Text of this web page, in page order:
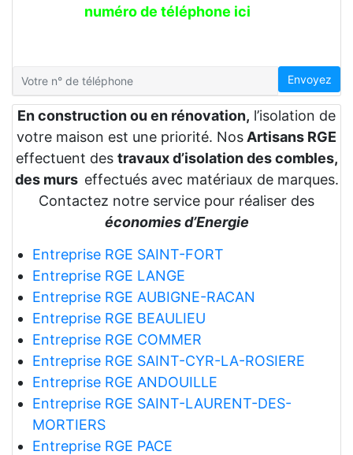
numéro de téléphone ici
Envoyez
En construction ou en rénovation, l’isolation de
votre maison est une priorité. Nos Artisans RGE
effectuent des travaux d’isolation des combles,
des murs effectués avec matériaux de marques.
Contactez notre service pour réaliser des
économies d’Energie
Entreprise RGE SAINT-FORT
Entreprise RGE LANGE
Entreprise RGE AUBIGNE-RACAN
Entreprise RGE BEAULIEU
Entreprise RGE COMMER
Entreprise RGE SAINT-CYR-LA-ROSIERE
Entreprise RGE ANDOUILLE
Entreprise RGE SAINT-LAURENT-DES-
MORTIERS
Entreprise RGE PACE